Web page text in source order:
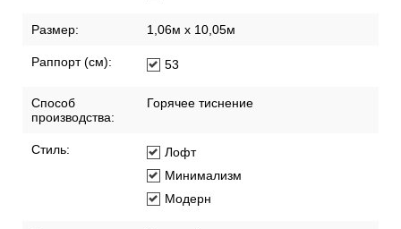
Размер: 1,06м х 10,05м
Раппорт (см): 53
Способ
производства:
Горячее тиснение
Стиль:
Лофт
Минимализм
Модерн